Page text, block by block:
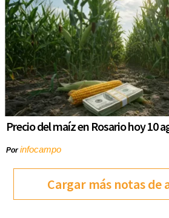
Precio del maíz en Rosario hoy 10
Porinfocampo
Cargar más notas de